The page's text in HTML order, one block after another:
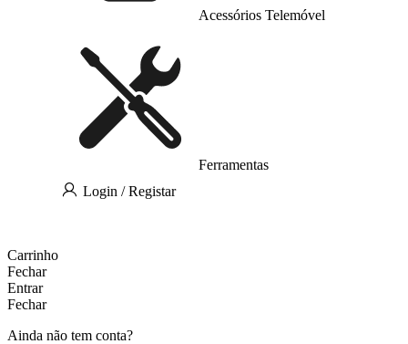
Acessórios Telemóvel
Ferramentas
Login / Registar
Carrinho
Fechar
Entrar
Fechar
Ainda não tem conta?